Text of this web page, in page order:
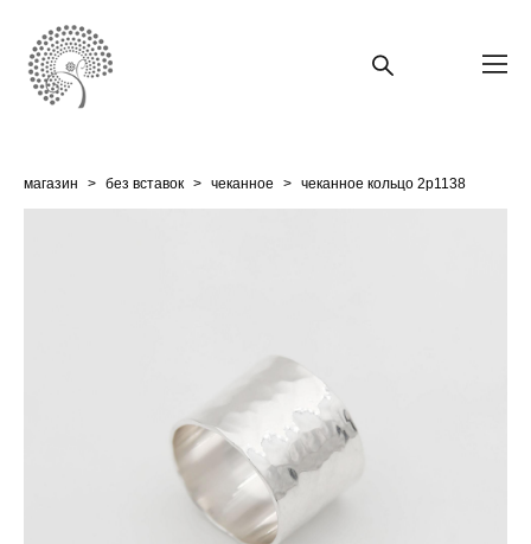
магазин > без вставок > чеканное > чеканное кольцо 2p1138